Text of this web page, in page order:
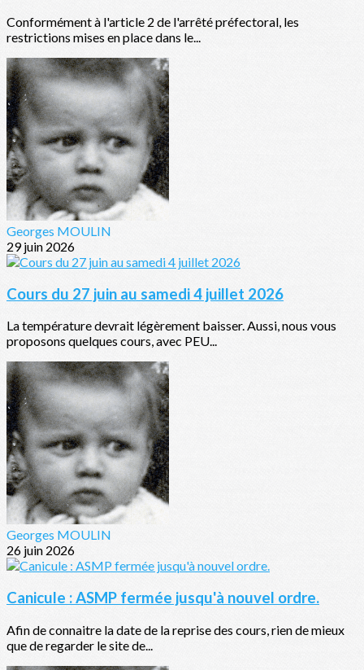
Conformément à l'article 2 de l'arrêté préfectoral, les
restrictions mises en place dans le...
Georges MOULIN
29 juin 2026
Cours du 27 juin au samedi 4 juillet 2026
La température devrait légèrement baisser. Aussi, nous vous
proposons quelques cours, avec PEU...
Georges MOULIN
26 juin 2026
Canicule : ASMP fermée jusqu'à nouvel ordre.
Afin de connaitre la date de la reprise des cours, rien de mieux
que de regarder le site de...